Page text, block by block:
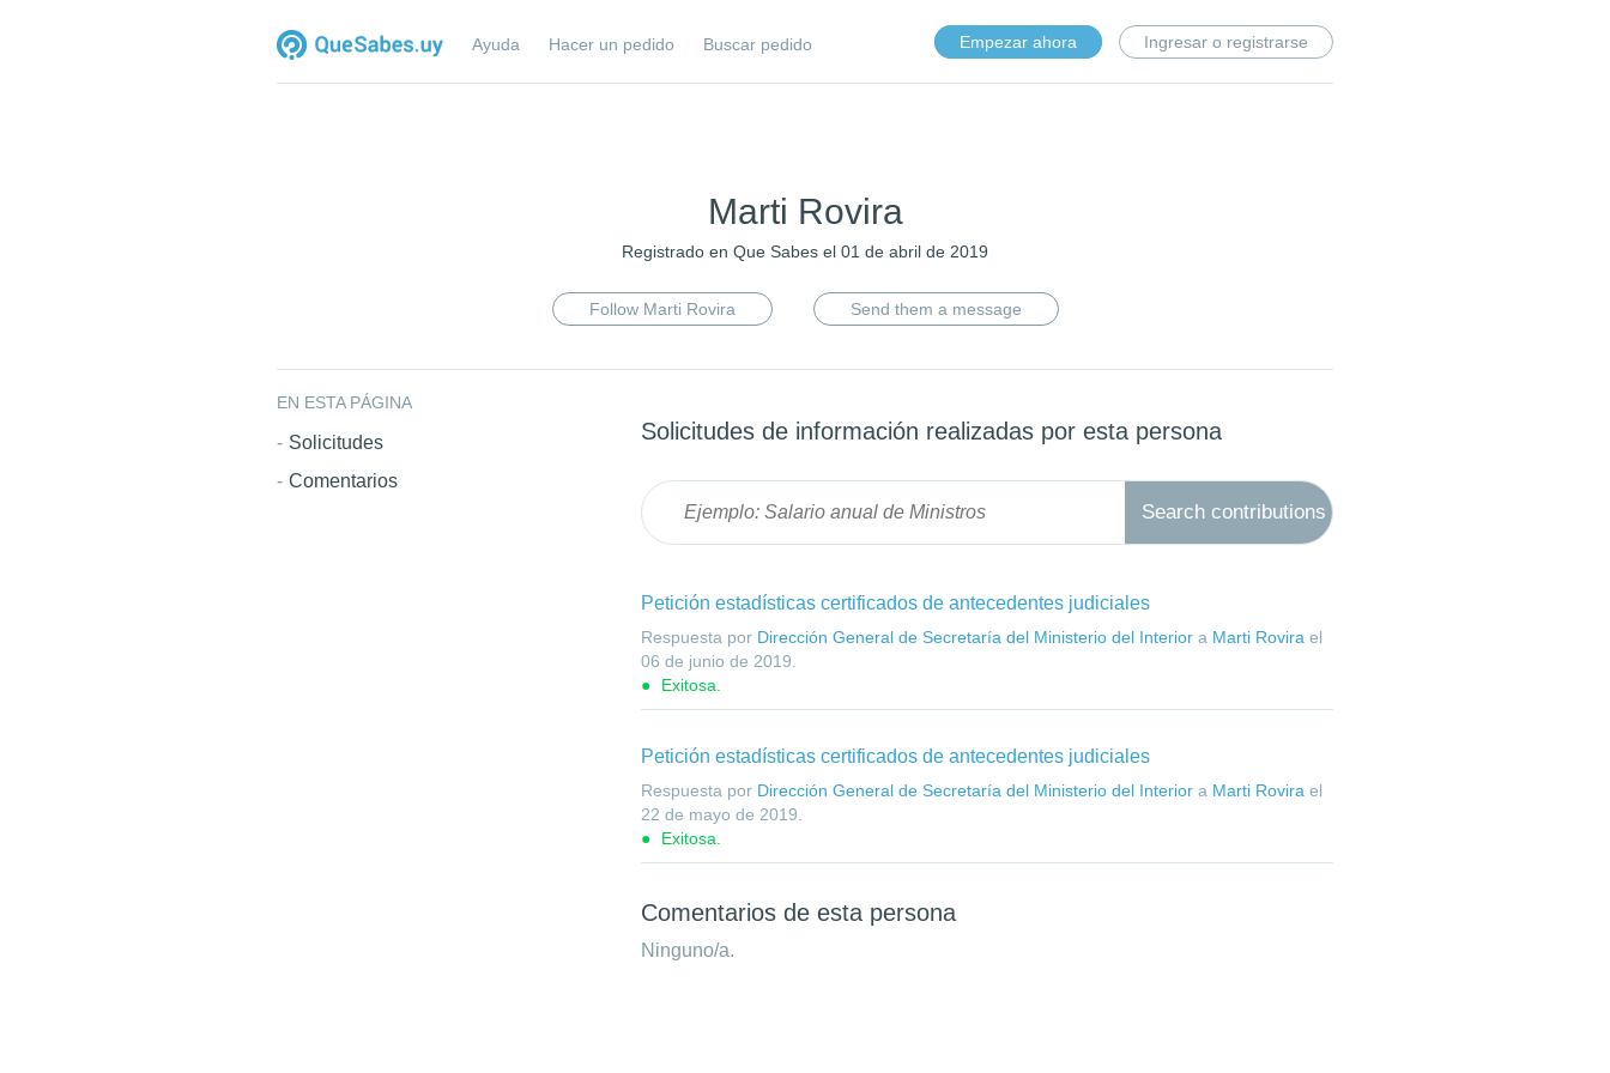
Ayuda Hacer un pedido Buscar pedido Empezar ahora Ingresar o registrarse
Marti Rovira
Registrado en Que Sabes el 01 de abril de 2019
Follow Marti Rovira Send them a message
EN ESTA PÁGINA
Solicitudes
Comentarios
Solicitudes de información realizadas por esta persona
Petición estadísticas certificados de antecedentes judiciales
Respuesta por Dirección General de Secretaría del Ministerio del Interiora Marti Rovira el
06 de junio de 2019
Exitosa.
Petición estadísticas certificados de antecedentes judiciales
Respuesta por Dirección General de Secretaría del Ministerio del Interiora Marti Rovira el
22 de mayo de 2019
Exitosa.
Comentarios de esta persona
Ninguno/a.